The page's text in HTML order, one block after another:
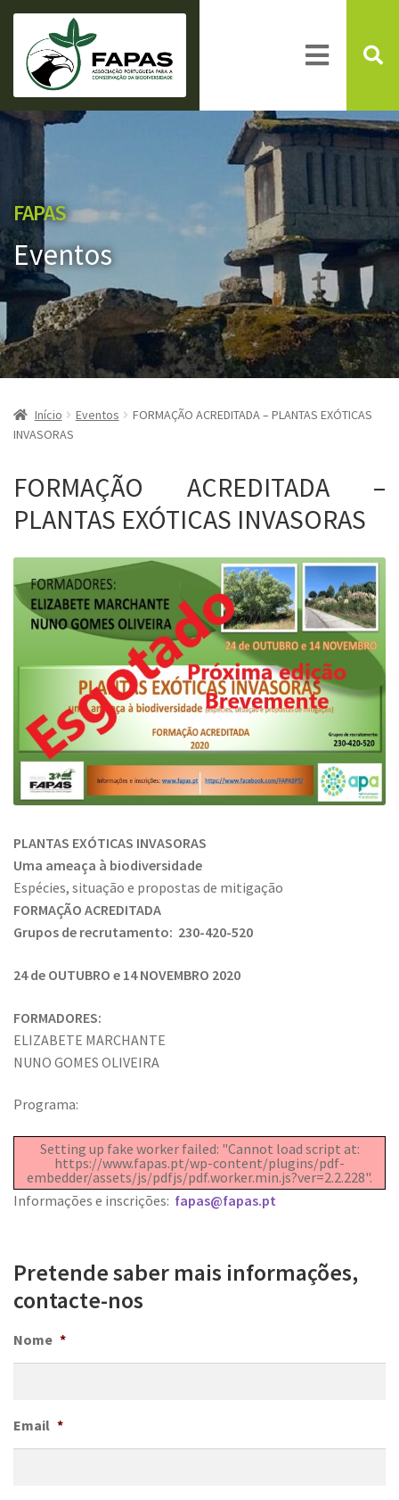
FAPAS
Eventos
Início Eventos
FORMAÇÃO ACREDITADA – PLANTAS EXÓTICAS
INVASORAS
FORMAÇÃO ACREDITADA –
PLANTAS EXÓTICAS INVASORAS
PLANTAS EXÓTICAS INVASORAS
Uma ameaça à biodiversidade
Espécies, situação e propostas de mitigação
FORMAÇÃO ACREDITADA
Grupos de recrutamento: 230-420-520
24 de OUTUBRO e 14 NOVEMBRO 2020
FORMADORES:
ELIZABETE MARCHANTE
NUNO GOMES OLIVEIRA
Programa:
Setting up fake worker failed: "Cannot load script at:
https://www.fapas.pt/wp-content/plugins/pdf-
embedder/assets/js/pdfjs/pdf.worker.min.js?ver=2.2.228".
Informações e inscrições: fapas@fapas.pt
Pretende saber mais informações,
contacte-nos
Nome *
Email *